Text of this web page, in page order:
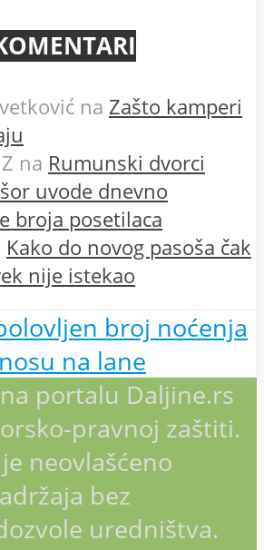
na Zašto kamperi
na Rumunski dvorci
uvode dnevno
broja posetilaca
Kako do novog pasoša čak
nije istekao
broj noćenja
na lane
portalu Daljine.rs
pravnoj zaštiti.
neovlašćeno
bez
uredništva.